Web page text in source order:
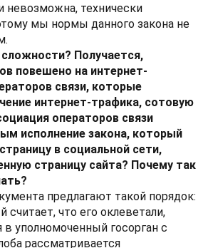
невозможна, технически
мы нормы данного закона не
Получается,
повешено на интернет-
связи, которые
интернет-трафика, сотовую
операторов связи
исполнение закона, который
в социальной сети,
страницу сайта? Почему так
предлагают такой порядок:
считает, что его оклеветали,
уполномоченный госорган с
рассматривается